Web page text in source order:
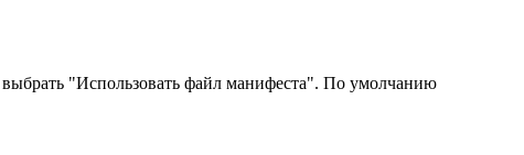
"Использовать файл манифеста". По умолчанию